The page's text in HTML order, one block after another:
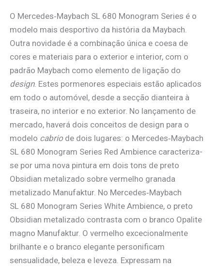
O Mercedes‑Maybach SL 680 Monogram Series é o
modelo mais desportivo da história da Maybach.
Outra novidade é a combinação única e coesa de
cores e materiais para o exterior e interior, com o
padrão Maybach como elemento de ligação do
design. Estes pormenores especiais estão aplicados
em todo o automóvel, desde a secção dianteira à
traseira, no interior e no exterior. No lançamento de
mercado, haverá dois conceitos de design para o
modelo cabriode dois lugares: o Mercedes‑Maybach
SL 680 Monogram Series Red Ambience caracteriza-
se por uma nova pintura em dois tons de preto
Obsidian metalizado sobre vermelho granada
metalizado Manufaktur. No Mercedes‑Maybach
SL 680 Monogram Series White Ambience, o preto
Obsidian metalizado contrasta com o branco Opalite
magno Manufaktur. O vermelho excecionalmente
brilhante e o branco elegante personificam
sensualidade, beleza e leveza. Expressam na